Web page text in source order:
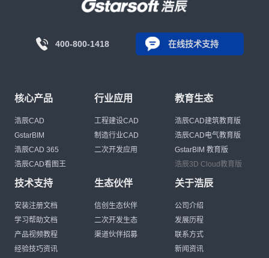
400-800-1418 在线技术支持
核心产品
浩辰CAD
GstarBIM
浩辰CAD 365
浩辰CAD看图王
行业应用
工程建设CAD
制造行业CAD
二次开发应用
教育生态
浩辰CAD建筑教育版
浩辰CAD电气教育版
GstarBIM 教育版
浩辰3D Cloud教育版
技术支持
安装注册文档
学习帮助文档
产品视频教程
经验技巧资讯
生态伙伴
信创生态伙伴
二次开发生态
渠道伙伴招募
关于浩辰
公司介绍
发展历程
联系方式
新闻资讯